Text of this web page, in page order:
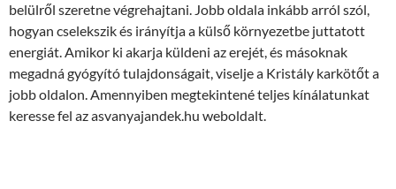
belülről szeretne végrehajtani. Jobb oldala inkább arról szól,
hogyan cselekszik és irányítja a külső környezetbe juttatott
energiát. Amikor ki akarja küldeni az erejét, és másoknak
megadná gyógyító tulajdonságait, viselje a Kristály karkötőt a
jobb oldalon. Amennyiben megtekintené teljes kínálatunkat
keresse fel az asvanyajandek.hu weboldalt.